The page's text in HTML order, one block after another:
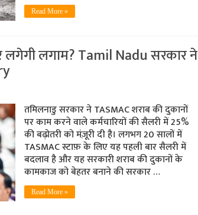
Read More »
लगेगी लगाम? Tamil Nadu सरकार ने
तमिलनाडु सरकार ने TASMAC शराब की दुकानों
पर काम करने वाले कर्मचारियों की सैलरी में 25%
की बढ़ोतरी को मंज़ूरी दी है। लगभग 20 सालों में
TASMAC स्टाफ़ के लिए यह पहली बार सैलरी में
बदलाव है और यह सरकारी शराब की दुकानों के
कामकाज को बेहतर बनाने की सरकार …
Read More »